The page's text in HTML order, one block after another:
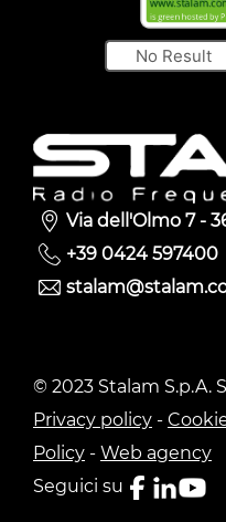
No Result
Via dell'Olmo 7 -
+39 0424 597400
© 2023 Stalam S.p.A.
Privacy policy -
Policy - Web agency
Seguici su